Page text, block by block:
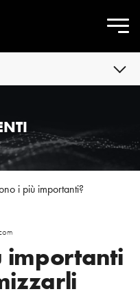
i più importanti?
importanti